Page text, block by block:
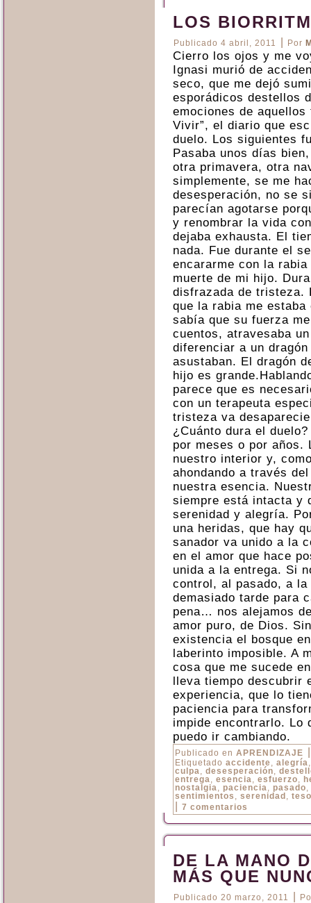
LOS
Publicado 4 abril, 2011 Por
Cierro los ojos y me
Ignasi murió de
seco, que me dejó
esporádicos destellos
emociones de aquellos
Vivir”, el diario que
duelo. Los siguientes
Pasaba unos días
otra primavera, otra
simplemente, se me
desesperación, no se
parecían agotarse
y renombrar la vida
dejaba exhausta. El
nada. Fue durante el
encararme con la
muerte de mi hijo.
disfrazada de tristeza.
que la rabia me
sabía que su fuerza
cuentos, atravesaba
diferenciar a un
asustaban. El dragón
hijo es
parece que es
con un terapeuta
tristeza va
¿Cuánto dura el
por meses o por años.
nuestro interior y,
ahondando a través
nuestra esencia.
siempre está intacta y
serenidad y alegría.
una heridas, que hay
sanador va unido a la
en el amor que hace
unida a la entrega. Si
control, al pasado, a
demasiado tarde para
pena… nos alejamos
amor puro, de Dios.
existencia el bosque
laberinto imposible. A
cosa que me sucede
lleva tiempo descubrir
experiencia, que lo
paciencia para
impide encontrarlo. Lo
puedo ir cambiando.
Publicado en APRENDIZAJE
Etiquetado accidente, alegría
culpa, desesperación,
entrega, esencia, esfuerzo,
nostalgia, paciencia, pasado,
sentimientos , serenidad ,
7 comentarios
DE LA MANO
MÁS QUE
Publicado 20 marzo, 2011